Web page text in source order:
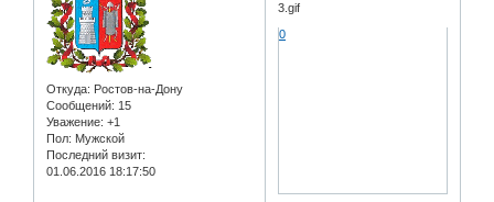
Откуда: Ростов-на-Дону
Сообщений: 15
Уважение: +1
Пол: Мужской
Последний визит:
01.06.2016 18:17:50
0